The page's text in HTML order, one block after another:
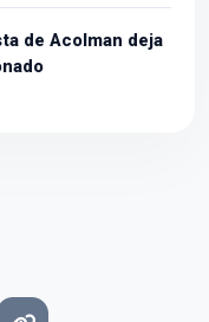
de Acolman deja